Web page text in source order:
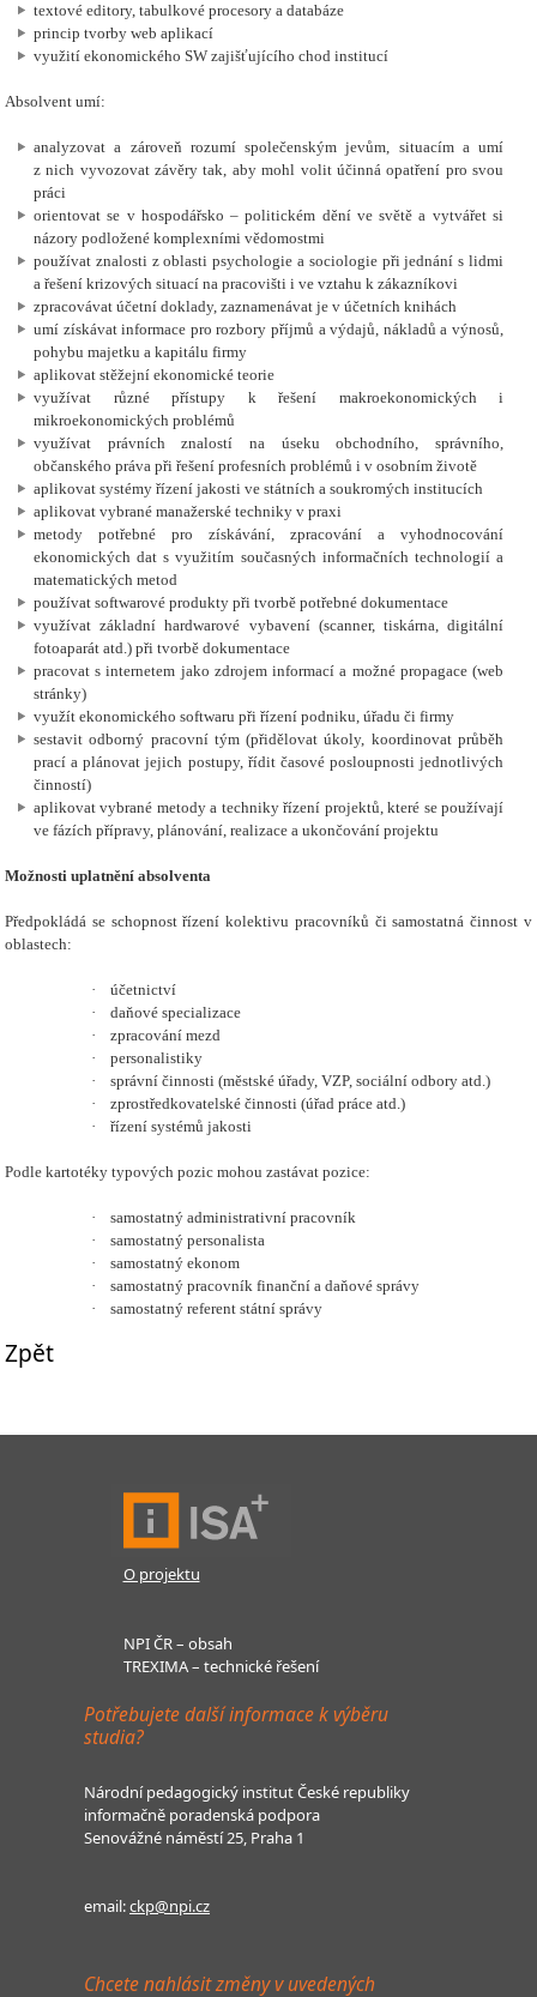
textové editory, tabulkové procesory a databáze
princip tvorby web aplikací
využití ekonomického SW zajišťujícího chod institucí
Absolvent umí:
analyzovat a zároveň rozumí společenským jevům, situacím a umí
z nich vyvozovat závěry tak, aby mohl volit účinná opatření pro svou
práci
orientovat se v hospodářsko – politickém dění ve světě a vytvářet si
názory podložené komplexními vědomostmi
používat znalosti z oblasti psychologie a sociologie při jednání s lidmi
a řešení krizových situací na pracovišti i ve vztahu k zákazníkovi
zpracovávat účetní doklady, zaznamenávat je v účetních knihách
umí získávat informace pro rozbory příjmů a výdajů, nákladů a výnosů,
pohybu majetku a kapitálu firmy
aplikovat stěžejní ekonomické teorie
využívat různé přístupy k řešení makroekonomických i
mikroekonomických problémů
využívat právních znalostí na úseku obchodního, správního,
občanského práva při řešení profesních problémů i v osobním životě
aplikovat systémy řízení jakosti ve státních a soukromých institucích
aplikovat vybrané manažerské techniky v praxi
metody potřebné pro získávání, zpracování a vyhodnocování
ekonomických dat s využitím současných informačních technologií a
matematických metod
používat softwarové produkty při tvorbě potřebné dokumentace
využívat základní hardwarové vybavení (scanner, tiskárna, digitální
fotoaparát atd.) při tvorbě dokumentace
pracovat s internetem jako zdrojem informací a možné propagace (web
stránky)
využít ekonomického softwaru při řízení podniku, úřadu či firmy
sestavit odborný pracovní tým (přidělovat úkoly, koordinovat průběh
prací a plánovat jejich postupy, řídit časové posloupnosti jednotlivých
činností)
aplikovat vybrané metody a techniky řízení projektů, které se používají
ve fázích přípravy, plánování, realizace a ukončování projektu
Možnosti uplatnění absolventa
Předpokládá se schopnost řízení kolektivu pracovníků či samostatná činnost v
oblastech­:
·
účetnictví
·
daňové specializace
·
zpracování mezd
·
personalistiky
·
správní činnosti (městské úřady, VZP, sociální odbory atd.)
·
zprostředkovatelské činnosti (úřad práce atd.)
·
řízení systémů jakosti
Podle kartotéky typových pozic mohou zastávat pozice:
·
samostatný administrativní pracovník
·
samostatný personalista
·
samostatný ekonom
·
samostatný pracovník finanční a daňové správy
·
samostatný referent státní správy
Zpět
O projektu
NPI ČR – obsah
TREXIMA – technické řešení
Potřebujete další informace k výběru
studia?
Národní pedagogický institut České republiky
informačně poradenská podpora
Senovážné náměstí 25, Praha 1
email:ckp@npi.cz
Chcete nahlásit změny v uvedených